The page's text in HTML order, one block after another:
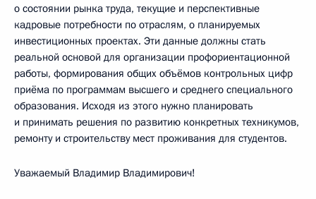
о состоянии рынка труда, текущие и перспективные
кадровые потребности по отраслям, о планируемых
инвестиционных проектах. Эти данные должны стать
реальной основой для организации профориентационной
работы, формирования общих объёмов контрольных цифр
приёма по программам высшего и среднего специального
образования. Исходя из этого нужно планировать
и принимать решения по развитию конкретных техникумов,
ремонту и строительству мест проживания для студентов.
Уважаемый Владимир Владимирович!